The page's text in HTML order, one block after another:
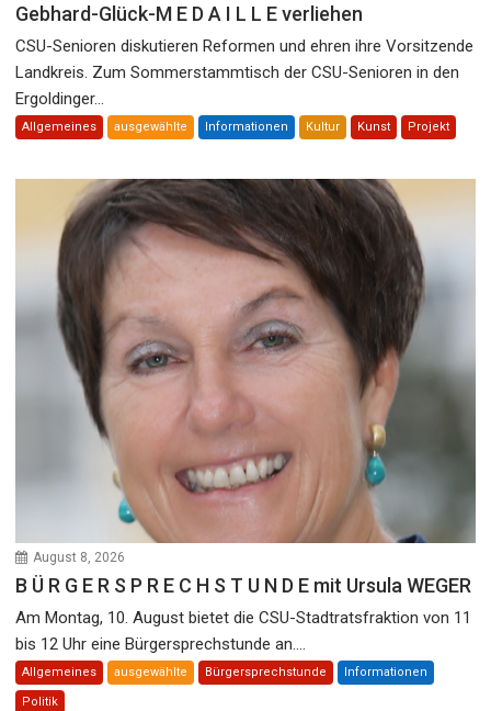
Gebhard-Glück-M E D A I L L E verliehen
CSU-Senioren diskutieren Reformen und ehren ihre Vorsitzende
Landkreis. Zum Sommerstammtisch der CSU-Senioren in den
Ergoldinger...
Allgemeines ausgewählte Informationen Kultur Kunst Projekt
August 8, 2026
B Ü R G E R S P R E C H S T U N D E mit Ursula WEGER
Am Montag, 10. August bietet die CSU-Stadtratsfraktion von 11
bis 12 Uhr eine Bürgersprechstunde an....
Allgemeines ausgewählte Bürgersprechstunde Informationen
Politik